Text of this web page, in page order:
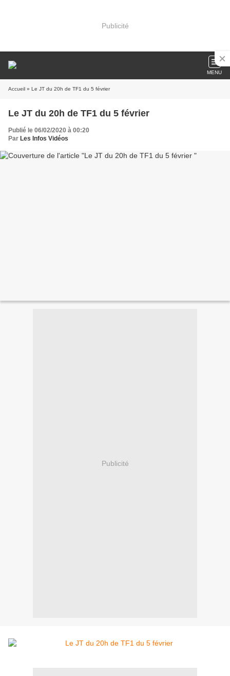
Publicité
MENU
Accueil » Le JT du 20h de TF1 du 5 février
Le JT du 20h de TF1 du 5 février
Publié le 06/02/2020 à 00:20
Par Les Infos Vidéos
Publicité